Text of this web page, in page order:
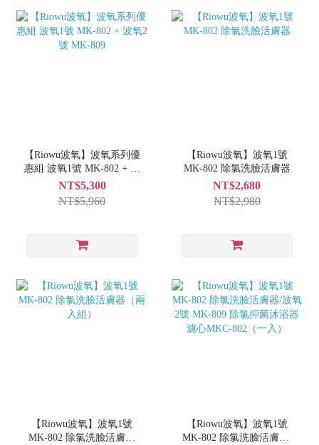
【Riowu波氧】波氧系列優
惠組 波氧1號 MK-802 + 波
氧2號 MK-809
NT$5,300
NT$5,960
【Riowu波氧】波氧1號
MK-802 除氯洗臉活膚器
NT$2,680
NT$2,980
【Riowu波氧】波氧1號
MK-802 除氯洗臉活膚器
【Riowu波氧】波氧1號
MK-802 除氯洗臉活膚器/